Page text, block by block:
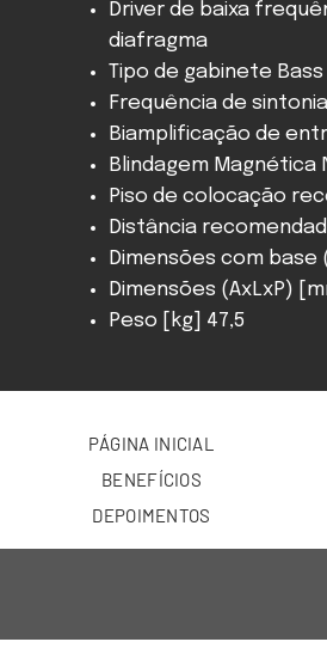
Driver de baixa
diafragma
Tipo de gabinete Bass
Frequência de
Biamplificação de
Blindagem Magnética
Piso de colocação
Distância
Dimensões com base
Dimensões (AxLxP)
Peso [kg] 47,5
PÁGINA INICIAL
BENEFÍCIOS
DEPOIMENTOS